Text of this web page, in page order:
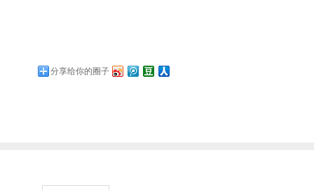
分享给你的圈子